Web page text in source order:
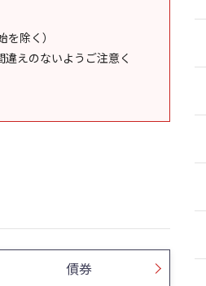
除く）
えのないようご注意く
債券